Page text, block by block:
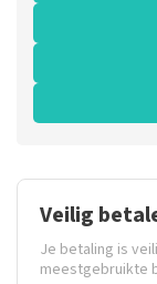
Veilig
Je betaling is
meestgebruikte